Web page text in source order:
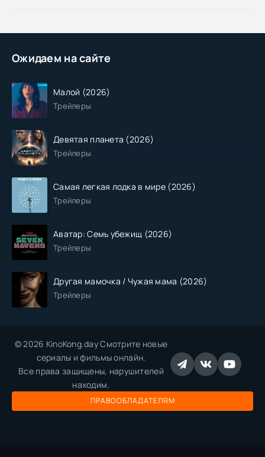
Ожидаем на сайте
Малой (2026)
Трейлеры
Девятая планета (2026)
Трейлеры
Самая легкая лодка в мире (2026)
Трейлеры
Аватар: Семь убежищ (2026)
Трейлеры
Другая мамочка / Чужая мама (2026)
Трейлеры
© 2026 KinoKong.day Смотрите новые
сериалы и фильмы онлайн.
Все права защищены, нарушителей
находим.
ПРАВООБЛАДАТЕЛЯМ